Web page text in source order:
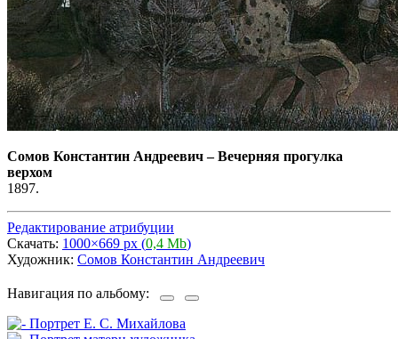
Сомов Константин Андреевич–Вечерняя прогулка
верхом
1897.
Редактирование атрибуции
Скачать: 1000×669 px (0,4 Mb)
Художник: Сомов Константин Андреевич
Навигация по альбому: